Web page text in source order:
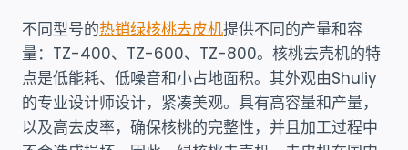
不同型号的热销绿核桃去皮机提供不同的产量和容
量：TZ-400、TZ-600、TZ-800。核桃去壳机的特
点是低能耗、低噪音和小占地面积。其外观由Shuliy
的专业设计师设计，紧凑美观。具有高容量和产量，
以及高去皮率，确保核桃的完整性，并且加工过程中